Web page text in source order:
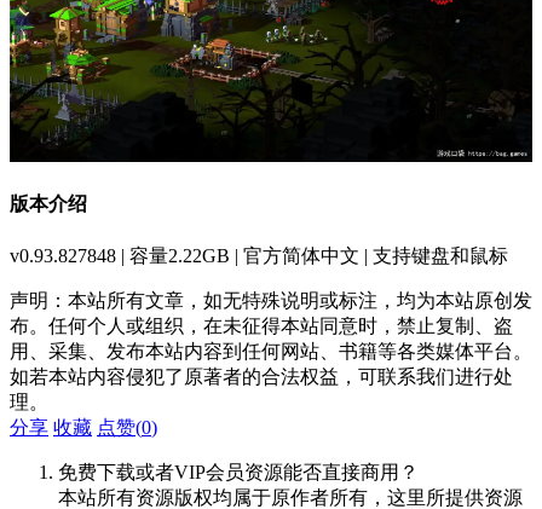
版本介绍
v0.93.827848 | 容量2.22GB | 官方简体中文 | 支持键盘和鼠标
声明：本站所有文章，如无特殊说明或标注，均为本站原创发
布。任何个人或组织，在未征得本站同意时，禁止复制、盗
用、采集、发布本站内容到任何网站、书籍等各类媒体平台。
如若本站内容侵犯了原著者的合法权益，可联系我们进行处
理。
分享 收藏 点赞(0)
免费下载或者VIP会员资源能否直接商用？
本站所有资源版权均属于原作者所有，这里所提供资源